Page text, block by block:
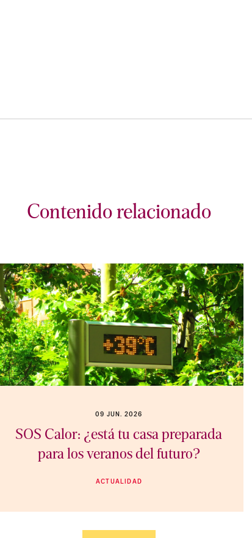
Contenido relacionado
09 JUN. 2026
SOS Calor: ¿está tu casa preparada
para los veranos del futuro?
ACTUALIDAD